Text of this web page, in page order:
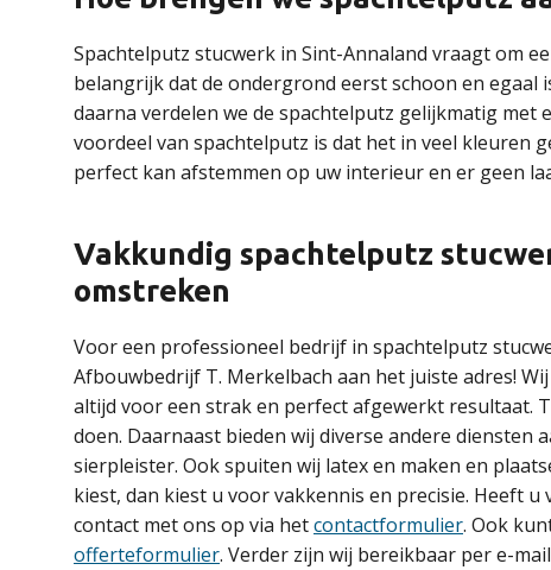
Spachtelputz stucwerk in Sint-Annaland vraagt om
belangrijk dat de ondergrond eerst schoon en egaal
daarna verdelen we de spachtelputz gelijkmatig
voordeel van spachtelputz is dat het in veel kleuren
perfect kan afstemmen op uw interieur en er geen
Vakkundig spachtelputz
omstreken
Voor een professioneel bedrijf in spachtelputz
Afbouwbedrijf T. Merkelbach aan het juiste adres!
altijd voor een strak en perfect afgewerkt resultaat.
doen. Daarnaast bieden wij diverse andere
sierpleister. Ook spuiten wij latex en maken en
kiest, dan kiest u voor vakkennis en precisie. Heeft
contact met ons op via hetcontactformulier. Ook
offerteformulier. Verder zijn wij bereikbaar per e-